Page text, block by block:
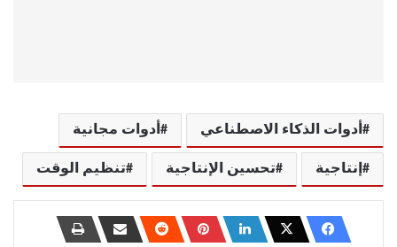
أدوات الذكاء الاصطناعي أدوات مجانية
إنتاجية تحسين الإنتاجية تنظيم الوقت